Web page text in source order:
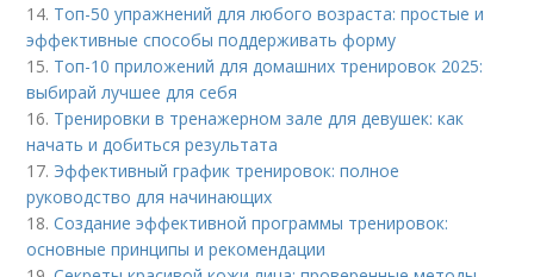
14. Топ-50 упражнений для любого возраста: простые и
эффективные способы поддерживать форму
15. Топ-10 приложений для домашних тренировок 2025:
выбирай лучшее для себя
16. Тренировки в тренажерном зале для девушек: как
начать и добиться результата
17. Эффективный график тренировок: полное
руководство для начинающих
18.Создание эффективной программы тренировок:
основные принципы и рекомендации